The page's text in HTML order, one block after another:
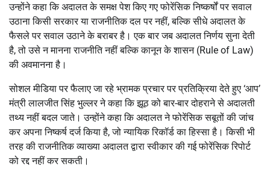
उन्होंने कहा कि अदालत के समक्ष पेश किए गए फोरेंसिक निष्कर्षों पर सवाल
उठाना किसी सरकार या राजनीतिक दल पर नहीं, बल्कि सीधे अदालत के
फैसले पर सवाल उठाने के बराबर है। एक बार जब अदालत निर्णय सुना देती
है, तो उसे न मानना राजनीति नहीं बल्कि कानून के शासन (Rule of Law)
की अवमानना है।
सोशल मीडिया पर फैलाए जा रहे भ्रामक प्रचार पर प्रतिक्रिया देते हुए ‘आप’
मंत्री लालजीत सिंह भुल्लर ने कहा कि झूठ को बार-बार दोहराने से अदालती
तथ्य नहीं बदल जाते। उन्होंने कहा कि अदालत ने फोरेंसिक सबूतों की जांच
कर अपना निष्कर्ष दर्ज किया है, जो न्यायिक रिकॉर्ड का हिस्सा है। किसी भी
तरह की राजनीतिक व्याख्या अदालत द्वारा स्वीकार की गई फोरेंसिक रिपोर्ट
को रद्द नहीं कर सकती।